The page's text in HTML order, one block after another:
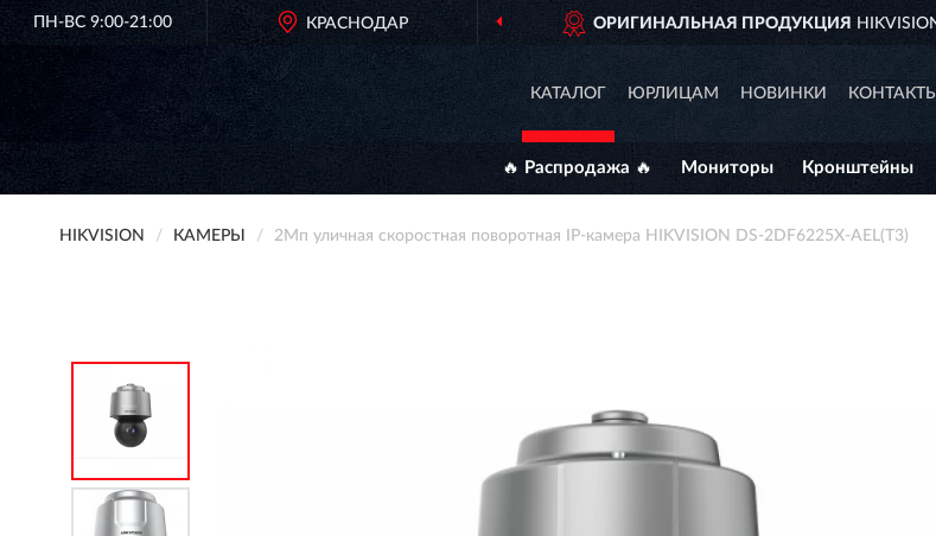
ПН-ВС 9:00-21:00 КРАСНОДАР ОРИГИНАЛЬНАЯ ПРОДУКЦИЯHIKVISION В РОССИИ
КАТАЛОГ ЮРЛИЦАМ НОВИНКИ КОНТАКТЫ
🔥 Распродажа 🔥 Мониторы Кронштейны
HIKVISION КАМЕРЫ 2Мп уличная скоростная поворотная IP-камера HIKVISION DS-2DF6225X-AEL(T3)